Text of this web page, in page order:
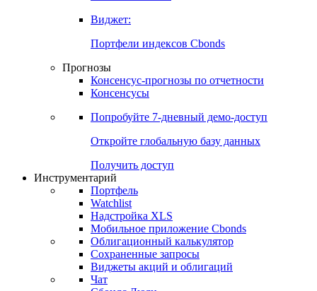
Бензин
Soft Commodities
Виджет:
Портфели индексов Cbonds
Прогнозы
Консенсусы
Попробуйте7-дневный
Откройте глобальную базу данных
Получить доступ
Инструментарий
Портфель
Watchlist
Надстройка XLS
Мобильное приложение Cbonds